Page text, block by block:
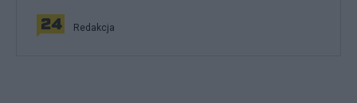
Redakcja